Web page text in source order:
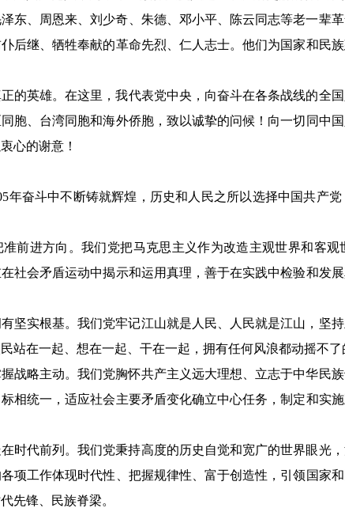
东、周恩来、刘少奇、朱德、邓小平、陈云同志等老一辈
后继、牺牲奉献的革命先烈、仁人志士。他们为国家和民
的英雄。在这里，我代表党中央，向奋斗在各条战线的全
胞、台湾同胞和海外侨胞，致以诚挚的问候！向一切同中
心的谢意！
年奋斗中不断铸就辉煌，历史和人民之所以选择中国共产
前进方向。我们党把马克思主义作为改造主观世界和客观
社会矛盾运动中揭示和运用真理，善于在实践中检验和发
实根基。我们党牢记江山就是人民、人民就是江山，坚
站在一起、想在一起、干在一起，拥有任何风浪都动摇不了
略主动。我们党胸怀共产主义远大理想、立志于中华民
相统一，适应社会主要矛盾变化确立中心任务，制定和实
代前列。我们党秉持高度的历史自觉和宽广的世界眼光
项工作体现时代性、把握规律性、富于创造性，引领国家
先锋、民族脊梁。